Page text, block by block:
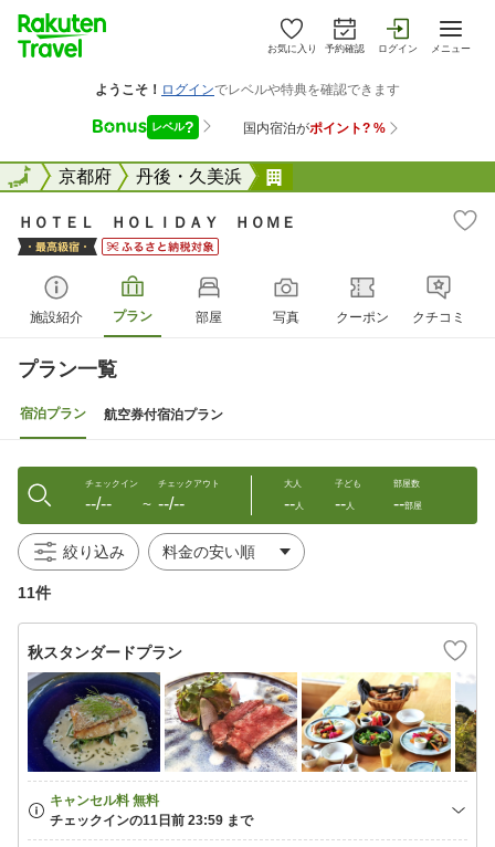
お気に入り 予約確認 ログイン メニュー
全国京都府 丹後・久美浜
全国
ＨＯＴＥＬ ＨＯＬＩＤＡＹ ＨＯＭＥ
施設紹介 プラン 部屋 写真 クーポン クチコミ
プラン一覧
宿泊プラン 航空券付宿泊プラン
チェックイン
--/-- 〜
チェックアウト
--/--
大人
--人
子ども
--人
部屋数
--部屋
絞り込み
11件
秋スタンダードプラン